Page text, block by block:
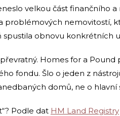
velkou část finančního
problémových nemovitostí,
spustila obnovu konkrétních
Homes for a
fondu. Šlo o jeden z
domů, ne o hlavní
Podle dat HM Land Registry